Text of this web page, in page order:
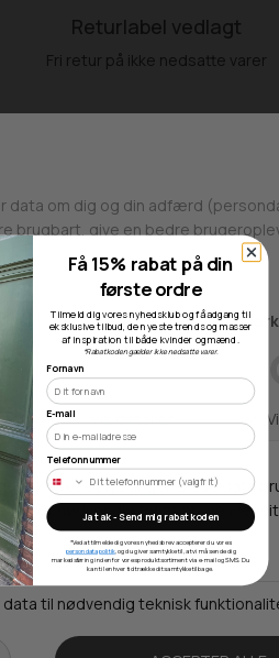
Returlabel vedlagt
Fri retur på ikke nedsatte varer
Click & Collect
Alle hverdage på lager i
lager
Adresse
21 K
Odense S
Få 15% rabat på din
første ordre
Tilmeld dig vores nyhedsklub og få adgang til
eksklusive tilbud, de nyeste trends og masser
af inspiration til både kvinder og mænd.
*Rabatkoden gælder ikke nedsatte varer.
Fornavn
E-mail
Telefonnummer
Ja tak - Send mig rabatkoden
*Ved at tilmelde dig vores nyhedsbrev accepterer du vores
persondatapolitik, og du giver samtykke til, at vi må sende dig
markedsføring inden for vores produktsortiment via e-mail og SMS. Du
kan til enhver tid trække dit samtykke tilbage.